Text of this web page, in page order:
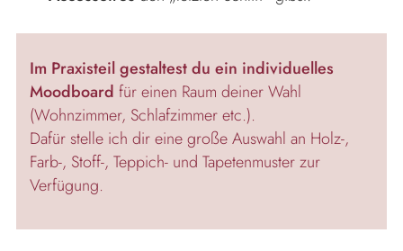
Im Praxisteil gestaltest du ein individuelles
Moodboard für einen Raum deiner Wahl
(Wohnzimmer, Schlafzimmer etc.).
Dafür stelle ich dir eine große Auswahl an Holz-,
Farb-, Stoff-, Teppich- und Tapetenmuster zur
Verfügung.